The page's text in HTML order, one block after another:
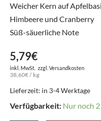
Weicher Kern auf
Himbeere und Cranberry
Süß-säuerliche Note
5,79€
inkl. MwSt. zzgl. Versandkosten
38,60€/ kg
Lieferzeit: in 3-4 Werktage
Verfügbarkeit: Nur noch